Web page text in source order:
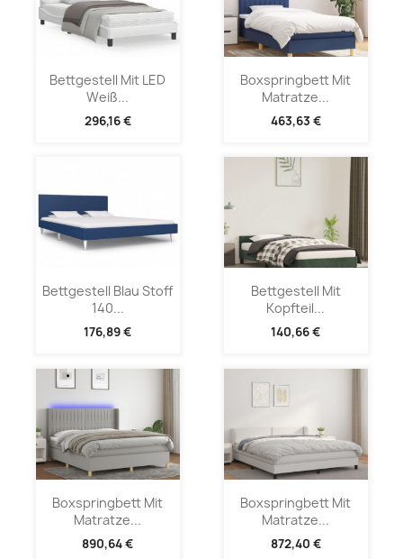
Bettgestell Mit LED
Weiß...
296,16 €
Boxspringbett Mit
Matratze...
463,63 €
Bettgestell Blau Stoff
140...
176,89 €
Bettgestell Mit
Kopfteil...
140,66 €
Boxspringbett Mit
Matratze...
890,64 €
Boxspringbett Mit
Matratze...
872,40 €